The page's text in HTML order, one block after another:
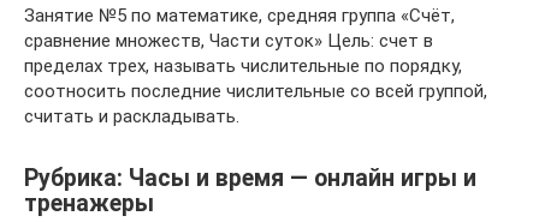
Занятие №5 по математике, средняя группа «Счёт,
сравнение множеств, Части суток» Цель: счет в
пределах трех, называть числительные по порядку,
соотносить последние числительные со всей группой,
считать и раскладывать.
Рубрика: Часы и время — онлайн игры и
тренажеры